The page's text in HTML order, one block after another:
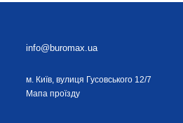
info@buromax.ua
м. Київ, вулиця Гусовського 12/7
Мапа проїзду